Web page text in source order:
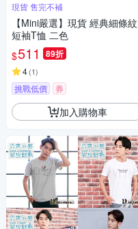
現貨 售完不補
【Mini嚴選】現貨 經典細條紋
短袖T恤 二色
$511 89折
4(1)
挑戰低價 券
加入購物車